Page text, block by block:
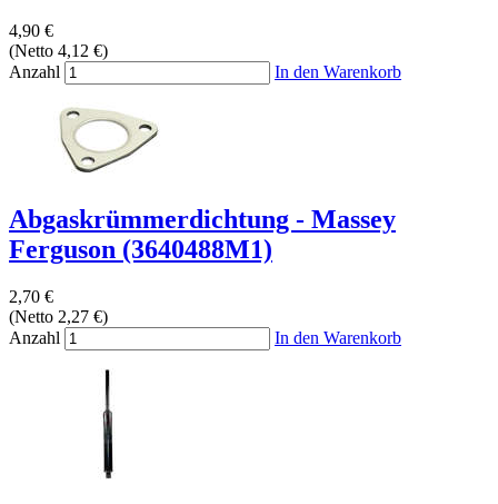
4,90 €
(Netto 4,12 €)
Anzahl
In den Warenkorb
Abgaskrümmerdichtung - Massey
Ferguson (3640488M1)
2,70 €
(Netto 2,27 €)
Anzahl
In den Warenkorb